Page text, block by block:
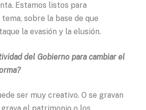
Estamos listos para
sobre la base de que
la evasión y la elusión.
del Gobierno para cambiar el
ser muy creativo. O se gravan